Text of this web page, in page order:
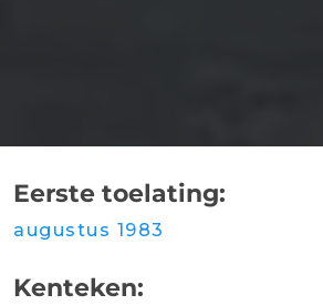
Eerste toelating:
augustus 1983
Kenteken: